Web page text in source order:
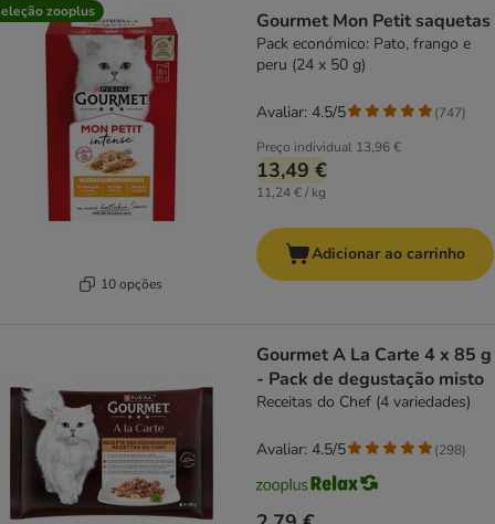
zooplus
10 opções
Gourmet Mon Petit saquetas
Pack económico: Pato, frango e
peru (24 x 50 g)
Preço individual 13,96 €
13,49 €
11,24 € / kg
Avaliar: 4.5/5 (747)
Adicionar ao carrinho
Gourmet A La Carte 4 x 85 g
- Pack de degustação misto
Receitas do Chef (4 variedades)
Avaliar: 4.5/5 (298)